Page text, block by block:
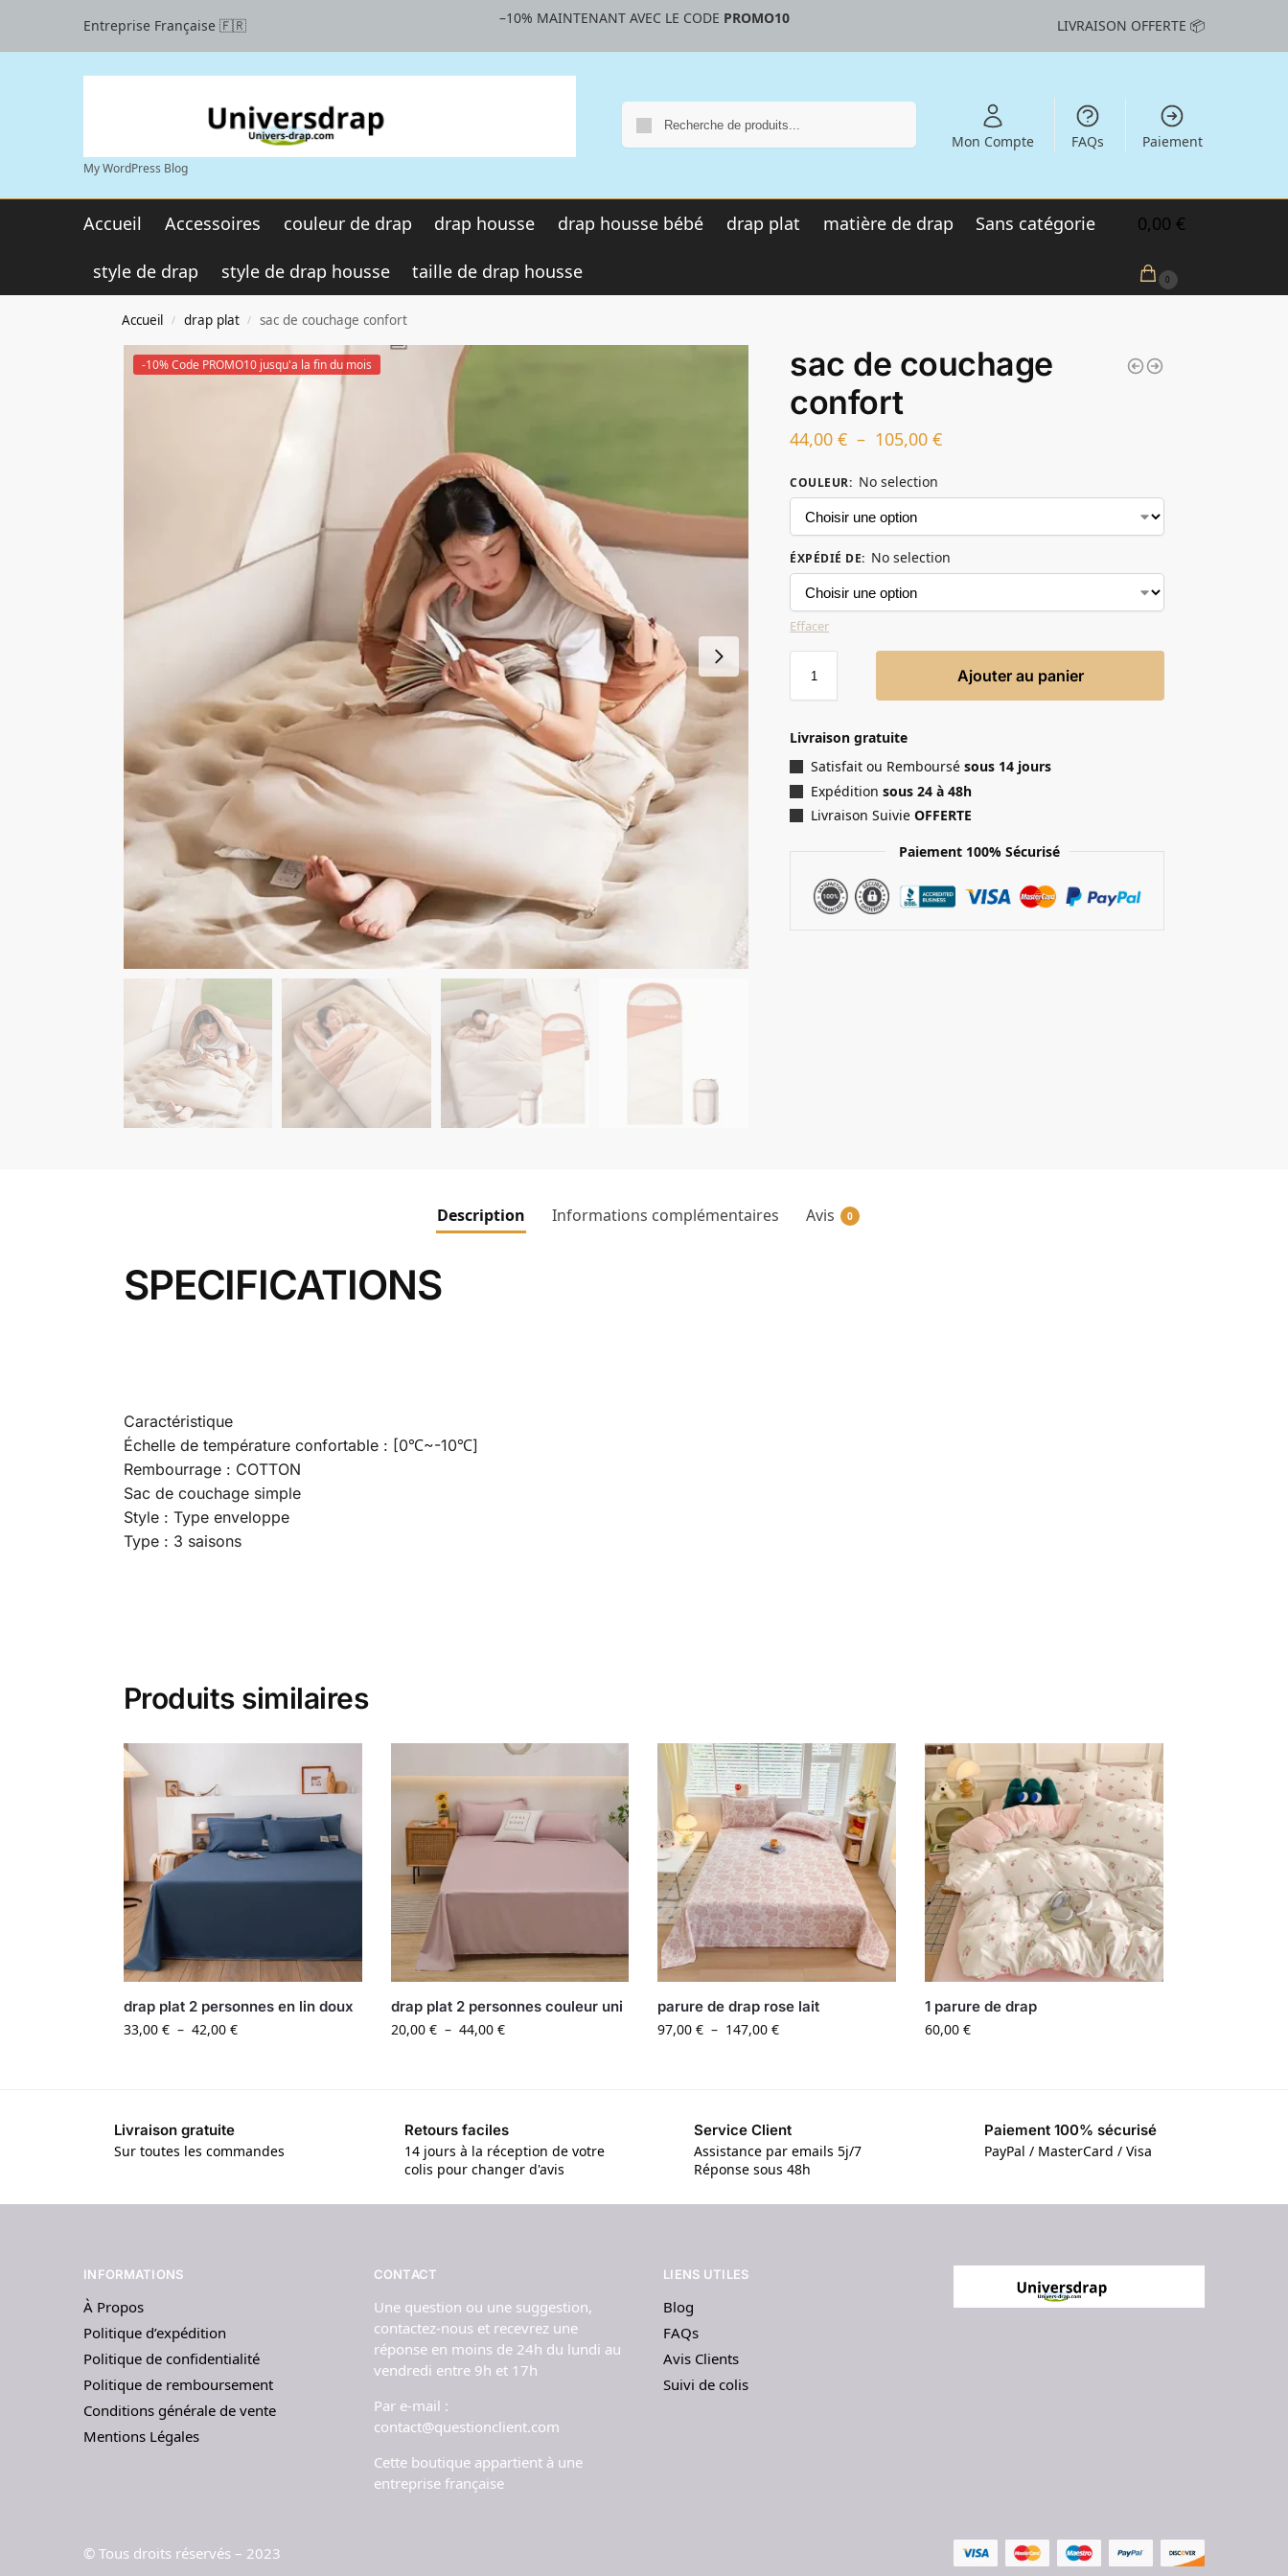
Entreprise Française 🇫🇷 –10% MAINTENANT AVEC LE CODE PROMO10 LIVRAISON OFFERTE 📦
My WordPress Blog
Mon Compte FAQs Paiement
Accueil Accessoires couleur de drap drap housse drap housse bébé drap plat matière de drap Sans catégorie
style de drap style de drap housse taille de drap housse
0,00 €
0
Accueil / drap plat / sac de couchage confort
-10% Code PROMO10 jusqu'a la fin du mois
sac de couchage
confort
44,00€ – 105,00€
COULEUR: No selection
ÉXPÉDIÉ DE: No selection
Effacer
Ajouter au panier
Livraison gratuite
Satisfait ou Remboursésous 14 jours
Expédition sous 24 à 48h
Livraison SuivieOFFERTE
Paiement 100% Sécurisé
Description Informations complémentaires Avis 0
SPECIFICATIONS
Caractéristique
Échelle de température confortable : [0℃~-10℃]
Rembourrage : COTTON
Sac de couchage simple
Style : Type enveloppe
Type : 3 saisons
Produits similaires
drap plat 2 personnes en lin doux
33,00 € – 42,00 €
drap plat 2 personnes couleur uni
20,00 € – 44,00 €
parure de drap rose lait
97,00€ – 147,00€
1 parure de drap
60,00€
Livraison gratuite
Sur toutes les commandes
Retours faciles
14 jours à la réception de votre
colis pour changer d'avis
Service Client
Assistance par emails 5j/7
Réponse sous 48h
Paiement 100% sécurisé
PayPal / MasterCard / Visa
INFORMATIONS
À Propos
Politique d’expédition
Politique de confidentialité
Politique de remboursement
Conditions générale de vente
Mentions Légales
CONTACT
Une question ou une suggestion,
contactez-nous et recevrez une
réponse en moins de 24h du lundi au
vendredi entre 9h et 17h
Par e-mail :
contact@questionclient.com
Cette boutique appartient à une
entreprise française
LIENS UTILES
Blog
FAQs
Avis Clients
Suivi de colis
© Tous droits réservés – 2023